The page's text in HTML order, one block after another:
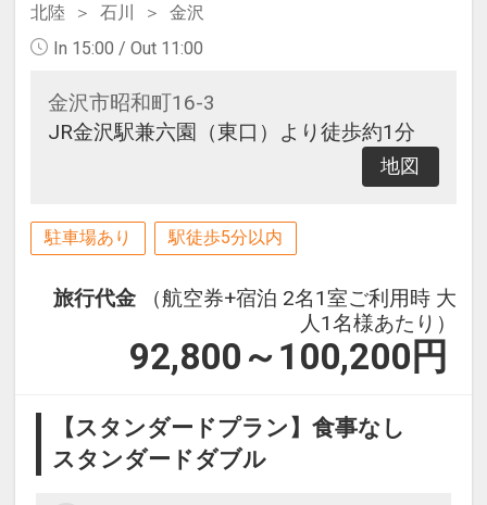
北陸 石川
金沢
In 15:00 / Out 11:00
金沢市昭和町16-3
JR金沢駅兼六園（東口）より徒歩約1分
地図
駐車場あり 駅徒歩5分以内
旅行代金
（航空券+宿泊 2名1室ご利用時 大
人1名様あたり）
92,800～100,200 円
【スタンダードプラン】食事なし
スタンダードダブル